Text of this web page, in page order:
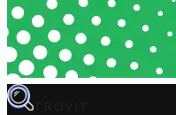
TROVIT